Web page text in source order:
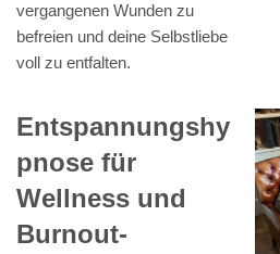
vergangenen Wunden zu
befreien und deine Selbstliebe
voll zu entfalten.
Entspannungshy
pnose für
Wellness und
Burnout-